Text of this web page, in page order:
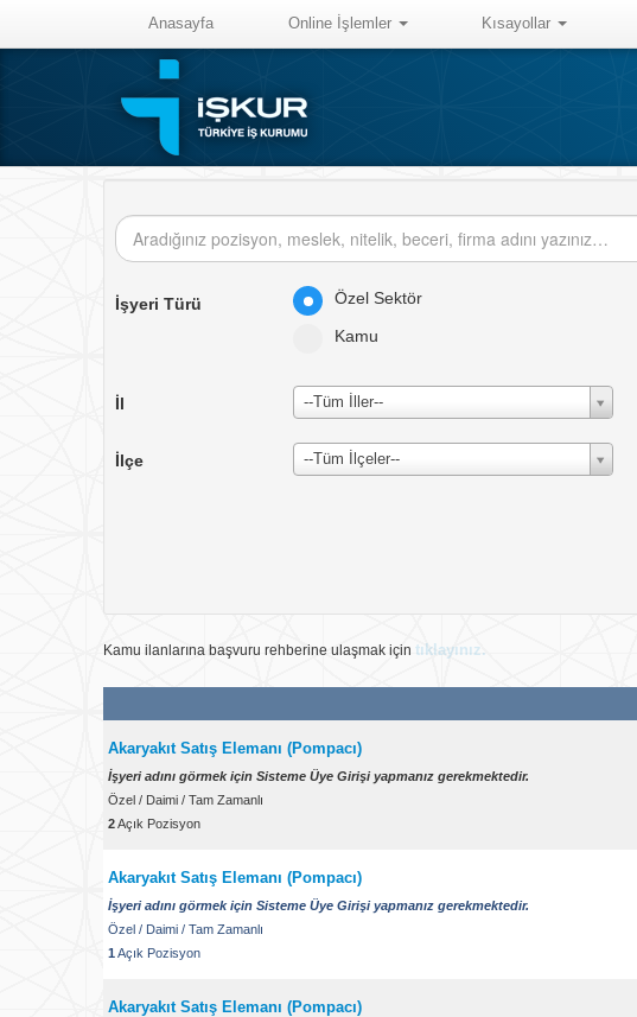
Anasayfa Online İşlemler Kısayollar
İşyeri Türü
Özel Sektör
Kamu
İl --Tüm İller--
İlçe --Tüm İlçeler--
İlan Tarihi
Kamu ilanlarına başvuru rehberine ulaşmak için tıklayınız.
Akaryakıt Satış Elemanı (Pompacı)
İşyeri adını görmek için Sisteme Üye Girişi yapmanız gerekmektedir.
Özel / Daimi / Tam Zamanlı
2Açık Pozisyon
Akaryakıt Satış Elemanı (Pompacı)
İşyeri adını görmek için Sisteme Üye Girişi yapmanız gerekmektedir.
Özel / Daimi / Tam Zamanlı
1 Açık Pozisyon
Akaryakıt Satış Elemanı (Pompacı)